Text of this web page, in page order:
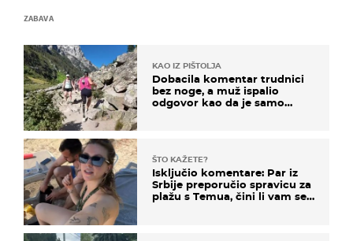
ZABAVA
KAO IZ PIŠTOLJA
Dobacila komentar trudnici
bez noge, a muž ispalio
odgovor kao da je samo
ŠTO KAŽETE?
Isključio komentare: Par iz
Srbije preporučio spravicu za
plažu s Temua, čini li vam se